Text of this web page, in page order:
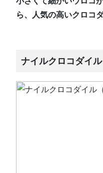
ら、人気の高いクロコ
ナイルクロコダイ